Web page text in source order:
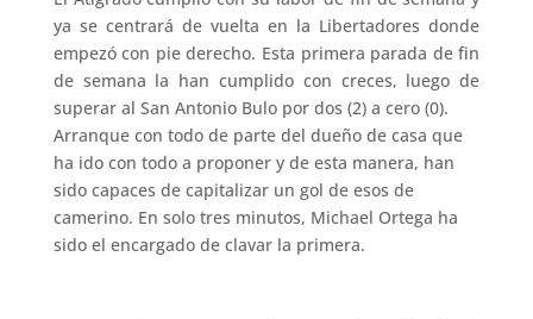
ya se centrará de vuelta en la Libertadores donde
empezó con pie derecho. Esta primera parada de fin
de semana la han cumplido con creces, luego de
superar al San Antonio Bulo por dos (2) a cero (0).
Arranque con todo de parte del dueño de casa que
ha ido con todo a proponer y de esta manera, han
sido capaces de capitalizar un gol de esos de
camerino. En solo tres minutos, Michael Ortega ha
sido el encargado de clavar la primera.